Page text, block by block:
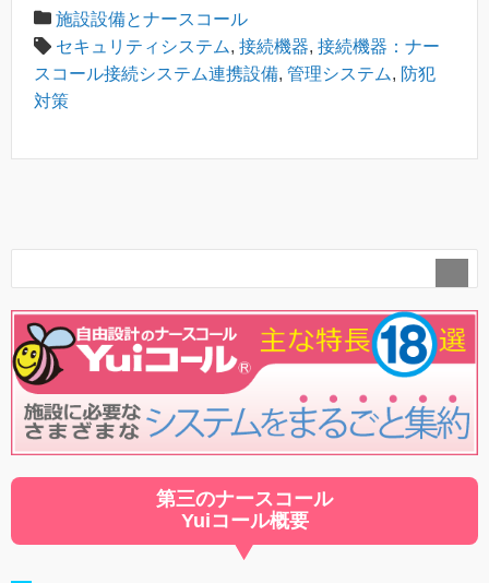
施設設備とナースコール
セキュリティシステム, 接続機器, 接続機器：ナー
スコール接続システム連携設備, 管理システム, 防犯
対策
第三のナースコール
Yuiコール概要